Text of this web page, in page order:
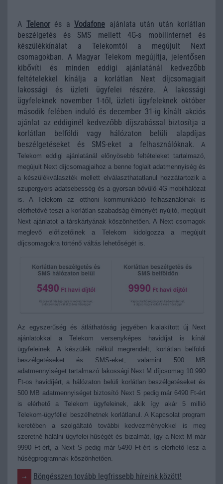
A Telenorés a Vodafone ajánlata után után korlátlan
beszélgetés és SMS mellett 4G-s mobilinternet és
készülékkínálat a Telekomtól a megújult Next
csomagokban. A Magyar Telekom megújítja, jelentősen
kibővíti és minden eddigi ajánlatánál kedvezőbb
feltételekkel kínálja a korlátlan Next díjcsomagjait
lakossági és üzleti ügyfelei részére. A lakossági
ügyfeleknek november 1-től, üzleti ügyfeleknek október
második felében induló és december 31-ig kínált akciós
ajánlat az eddiginél kedvezőbb díjszabással biztosítja a
korlátlan belföldi vagy hálózaton belüli alapdíjas
beszélgetéseket és SMS-eket a felhasználóknak.
A
Telekom eddigi ajánlatánál előnyösebb feltételeket tartalmazó,
megújult Next díjcsomagjaihoz a benne foglalt adatmennyiség és
a készülékválaszték mellett elválaszthatatlanul hozzátartozik a
szupergyors adatsebesség és a gyorsan bővülő 4G mobilhálózat
is. A Telekom az otthoni kommunikáció felhasználóinak is
elérhetővé teszi a korlátlan szabadság élményét nyújtó, megújult
Next ajánlatot a társkártyának köszönhetően. A Next csomagok
meglevő előfizetőinek a Telekom kidolgozza a megújult
díjcsomagokra történő váltás lehetőségét is.
Az egyszerűség és átláthatóság jegyében kialakított új Next
ajánlatokkal a Telekom versenyképes havidíjat is kínál
ügyfeleinek. A készülék nélkül megrendelt, korlátlan belföldi
beszélgetéseket és SMS-eket, valamint 500 MB
adatmennyiséget tartalmazó lakossági Next M díjcsomag 10 990
Ft-os havidíjért, a hálózaton belüli korlátlan beszélgetéseket és
500 MB adatmennyiséget biztosító Next S pedig már 6490 Ft-ért
is elérhető a Telekom ügyfeleinek, akik így akár 5 millió
Telekom-ügyféllel beszélhetnek korlátlanul. A Kapcsolat program
keretében a szolgáltató további kedvezményekkel is meg
szeretné hálálni ügyfelei hűségét és bizalmát, így a Next M már
9990 Ft-ért, a Next S pedig már 5490 Ft-ért is elérhető lesz a
hűségprogramnak köszönhetően.
Böngésszen tovább legfrissebb híreink között!